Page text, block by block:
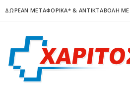
ΔΩΡΕΑΝ ΜΕΤΑΦΟΡΙΚΑ*& ΑΝΤΙΚΤΑΒΟΛΗ